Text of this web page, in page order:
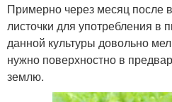
Примерно через месяц после
листочки для употребления в
данной культуры довольно
нужно поверхностно в
землю.